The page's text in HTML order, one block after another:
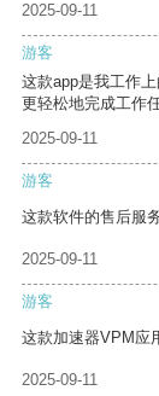
2025-09-11
游客
这款app是我工作
更轻松地完成工作任
2025-09-11
游客
这款软件的售后服
2025-09-11
游客
这款加速器VPM应
2025-09-11